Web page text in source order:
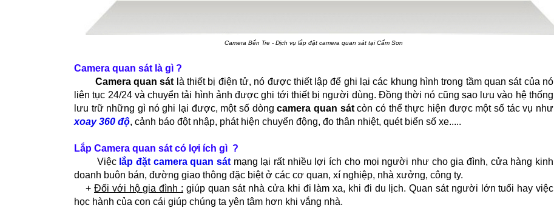
Camera Bến Tre - Dịch vụ lắp đặt camera quan sát tại Cẩm Sơn
Camera quan sát là gì ?
Camera quan sát là thiết bị điện tử, nó được thiết lập để ghi lại các khung hình trong tầm quan sát của nó
liên tục 24/24 và chuyển tải hình ảnh được ghi tới thiết bị người dùng. Đồng thời nó cũng sao lưu vào hệ thống
lưu trữ những gì nó ghi lại được, một số dòngcamera quan sátcòn có thể thực hiện được một số tác vụ như
xoay 360 độ, cảnh báo đột nhập, phát hiện chuyển động, đo thân nhiệt, quét biển số xe.....
Lắp Camera quan sát có lợi ích gì ?
Việc lắp đặt camera quan sát mạng lại rất nhiều lợi ích cho mọi người như cho gia đình, cửa hàng kinh
doanh buôn bán, đường giao thông đặc biệt ở các cơ quan, xí nghiệp, nhà xưởng, công ty.
+Đối với hộ gia đình : giúp quan sát nhà cửa khi đi làm xa, khi đi du lịch. Quan sát người lớn tuổi hay việc
học hành của con cái giúp chúng ta yên tâm hơn khi vắng nhà.